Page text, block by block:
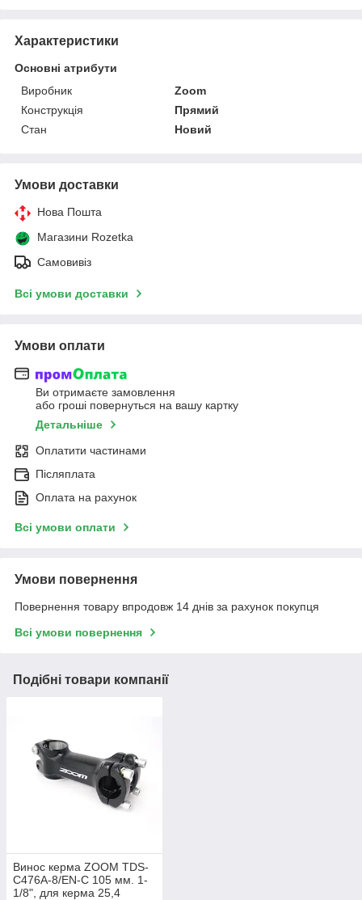
Характеристики
Основні атрибути
Виробник
Zoom
Конструкція
Прямий
Стан
Новий
Умови доставки
Нова Пошта
Магазини Rozetka
Самовивіз
Всі умови доставки
Умови оплати
Ви отримаєте замовлення
або гроші повернуться на вашу картку
Детальніше
Оплатити частинами
Післяплата
Оплата на рахунок
Всі умови оплати
Умови повернення
Повернення товару впродовж 14 днів за рахунок покупця
Всі умови повернення
Подібні товари компанії
Винос керма ZOOM TDS-
C476A-8/EN-C 105 мм. 1-
1/8", для керма 25,4